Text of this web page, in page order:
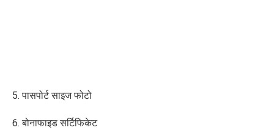
5. पासपोर्ट साइज फोटो
6. बोनाफाइड सर्टिफिकेट